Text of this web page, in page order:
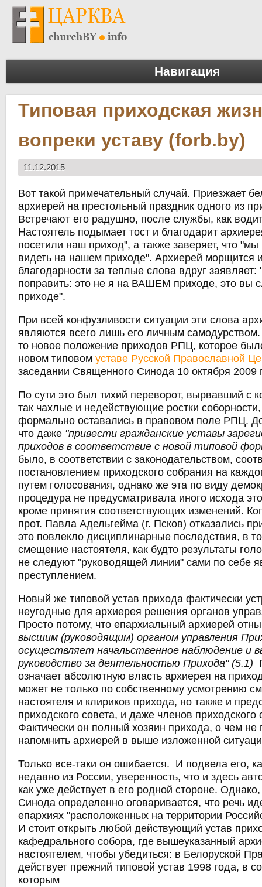
Навигация
Типовая приходская
вопреки уставу (forb.by)
11.12.2015
Вот такой примечательный случай. Приезжает
архиерей на престольный праздник одного из
Встречают его радушно, после службы, как
Настоятель подымает тост и благодарит
посетили наш приход", а также заверяет, что
видеть на нашем приходе". Архиерей морщится
благодарности за теплые слова вдруг
поправить: это не я на ВАШЕМ приходе, это вы
приходе".
При всей конфузливости ситуации эти слова
являются всего лишь его личным самодурством.
то новое положение приходов РПЦ, которое
новом типовомуставе Русской Православной
заседании Священного Синода 10 октября 2009
По сути это был тихий переворот, вырвавший с
так чахлые и недействующие ростки
формально оставались в правовом поле РПЦ.
что даже "привести гражданские уставы
приходов в соответствие с новой типовой
было, в соответствии с законодательством,
постановлением приходского собрания на
путем голосования, однако же эта по виду
процедура не предусматривала иного исхода
кроме принятия соответствующих изменений.
прот. Павла Адельгейма (г. Псков) отказались
это повлекло дисциплинарные последствия, в
смещение настоятеля, как будто результаты
не следуют "руководящей линии" сами по себе
преступлением.
Новый же типовой устав прихода фактически
неугодные для архиерея решения органов
Просто потому, что епархиальный архиерей
высшим (руководящим) органом управления
осуществляет начальственное наблюдение и
руководство за деятельностью Прихода" (5.1)
означает абсолютную власть архиерея на
может не только по собственному усмотрению
настоятеля и клириков прихода, но также и
приходского совета, и даже членов приходского
Фактически он полный хозяин прихода, о чем не
напомнить архиерей в выше изложенной
Только все-таки он ошибается. И подвела его,
недавно из России, уверенность, что и здесь
как уже действует в его родной стороне.
Синода определенно оговаривается, что речь
епархиях "расположенных на территории
И стоит открыть любой действующий устав
кафедрального собора, где вышеуказанный
настоятелем, чтобы убедиться: в Белоруской
действует прежний типовой устав 1998 года, в
которым